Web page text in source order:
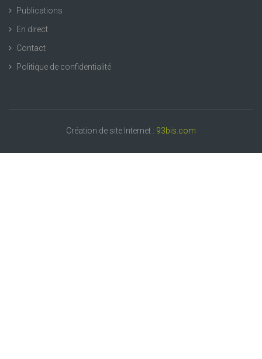
Publications
En direct
Contact
Politique de confidentialité
Création de site Internet : 93bis.com